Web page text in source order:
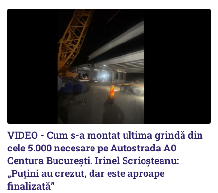
VIDEO - Cum s-a montat ultima grindă din
cele 5.000 necesare pe Autostrada A0
Centura București. Irinel Scrioșteanu:
„Puțini au crezut, dar este aproape
finalizată”